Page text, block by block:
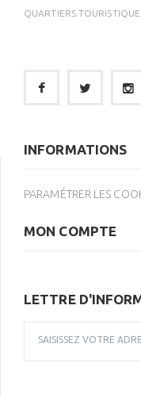
QUARTIERS
INFORMATIONS
PARAMÉTRER LES
MON COMPTE
LETTRE